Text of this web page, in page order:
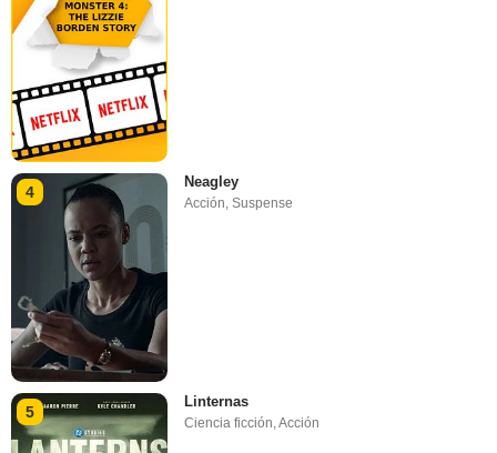
4
Neagley
Acción ,Suspense
5
Linternas
Ciencia ficción,Acción